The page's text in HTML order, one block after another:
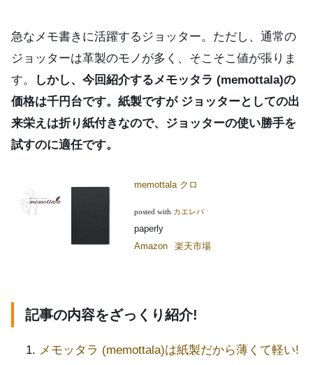
急なメモ書きに活躍するジョッター。ただし、通常の
ジョッターは革製のモノが多く、そこそこ値が張りま
す。
しかし、今回紹介するメモッタラ (memottala)の
価格は千円台です。紙製ですが ジョッターとしての出
来栄えは折り紙付きなので、ジョッターの使い勝手を
試すのに適任です。
memottala クロ
posted with カエレバ
paperly
Amazon
楽天市場
記事の内容をざっくり紹介!
メモッタラ (memottala)は紙製だから薄くて軽い!